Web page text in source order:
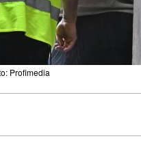
Profimedia